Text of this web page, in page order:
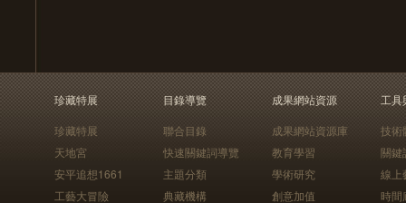
珍藏特展
珍藏特展
天地宮
安平追想1661
工藝大冒險
目錄導覽
聯合目錄
快速關鍵詞導覽
主題分類
典藏機構
成果網站資源
成果網站資源庫
教育學習
學術研究
創意加值
工具
技術
關鍵
線上
時間